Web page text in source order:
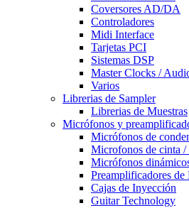
Coversores AD/DA
Controladores
Midi Interface
Tarjetas PCI
Sistemas DSP
Master Clocks /
Varios
Librerias de Sampler
Librerias de Muestras
Micrófonos y
Micrófonos de
Microfonos de cinta
Micrófonos
Preamplificadores
Cajas de Inyección
Guitar Technology